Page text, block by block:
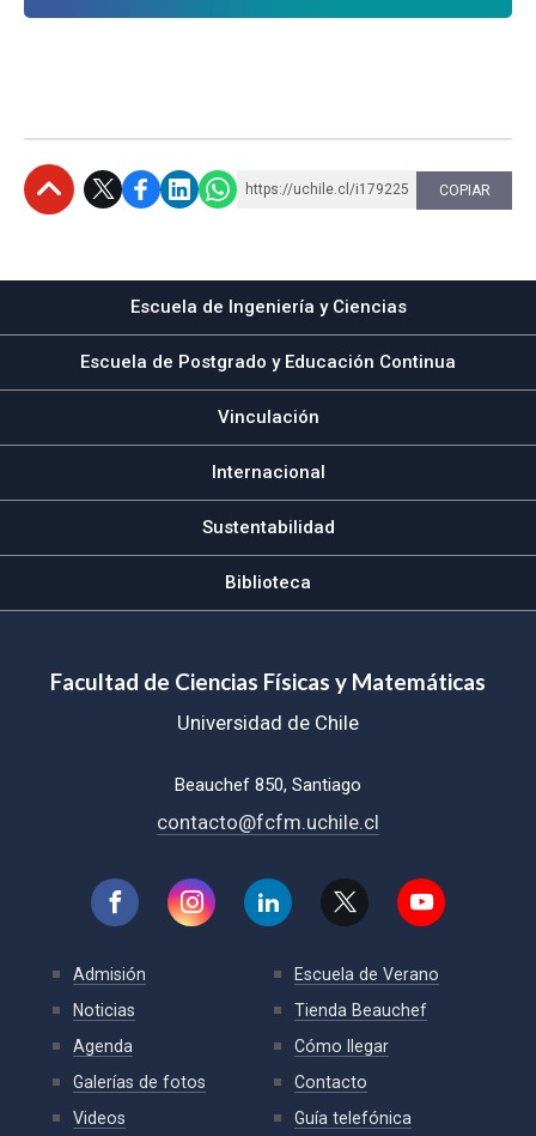
https://uchile.cl/i179225 COPIAR
Escuela de Ingeniería y Ciencias
Escuela de Postgrado y Educación Continua
Vinculación
Internacional
Sustentabilidad
Biblioteca
Facultad de Ciencias Físicas y Matemáticas
Universidad de Chile
Beauchef 850, Santiago
contacto@fcfm.uchile.cl
Admisión
Noticias
Agenda
Galerías de fotos
Videos
Escuela de Verano
Tienda Beauchef
Cómo llegar
Contacto
Guía telefónica